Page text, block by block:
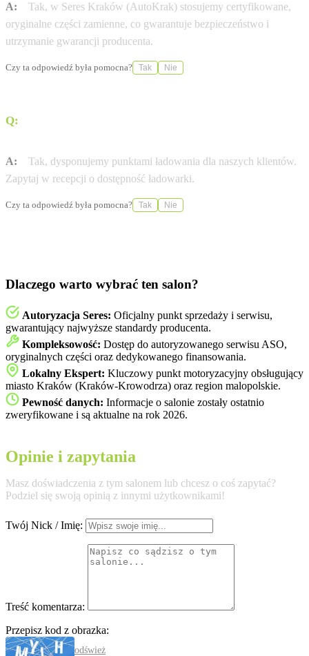
A:
Tak, w Seres Kraków (AutoKrak) stosujemy certyfikowane,
oryginalne części zamienne, co gwarantuje bezpieczeństwo i
utrzymanie gwarancji producenta.
Czy ta odpowiedź była pomocna? Tak Nie
Q:
A:
Tak, dysponujemy punktami ładowania dla naszych klientów.
Zapytaj w recepcji o dostępność ładowarki.
Czy ta odpowiedź była pomocna? Tak Nie
Dlaczego warto wybrać ten salon?
Autoryzacja Seres: Oficjalny punkt sprzedaży i serwisu,
gwarantujący najwyższe standardy producenta.
Kompleksowość: Dostęp do autoryzowanego serwisu ASO,
oryginalnych części oraz dedykowanego finansowania.
Lokalny Ekspert: Kluczowy punkt motoryzacyjny obsługujący
miasto Kraków (Kraków-Krowodrza) oraz region malopolskie.
Pewność danych: Informacje o salonie zostały ostatnio
zweryfikowane i są aktualne na rok 2026.
Opinie i zapytania
Masz doświadczenia z tym salonem lub chcesz o coś zapytać?
Podziel się swoją opinią z innymi użytkownikami!
Twój Nick / Imię:
Treść komentarza:
Przepisz kod z obrazka:
odśwież